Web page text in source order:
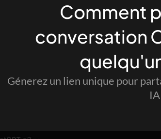
Comment
conversation
Génerez un lien unique pour
IA